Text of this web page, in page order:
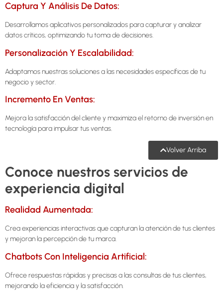
Captura Y Análisis De Datos:
Desarrollamos aplicativos personalizados para capturar y analizar
datos críticos, optimizando tu toma de decisiones.
Personalización Y Escalabilidad:
Adaptamos nuestras soluciones a las necesidades específicas de tu
negocio y sector.
Incremento En Ventas:
Mejora la satisfacción del cliente y maximiza el retorno de inversión en
tecnología para impulsar tus ventas.
Volver Arriba
Conoce nuestros servicios de
experiencia digital
Realidad Aumentada:
Crea experiencias interactivas que capturan la atención de tus clientes
y mejoran la percepción de tu marca.
Chatbots Con Inteligencia Artificial:
Ofrece respuestas rápidas y precisas a las consultas de tus clientes,
mejorando la eficiencia y la satisfacción.